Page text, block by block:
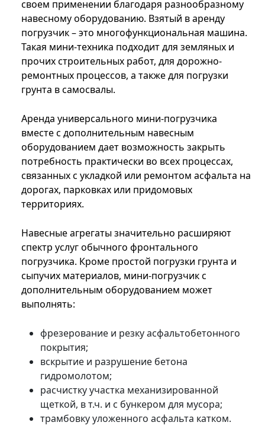
своем применении благодаря разнообразному
навесному оборудованию. Взятый в аренду
погрузчик – это многофункциональная машина.
Такая мини-техника подходит для земляных и
прочих строительных работ, для дорожно-
ремонтных процессов, а также для погрузки
грунта в самосвалы.
Аренда универсального мини-погрузчика
вместе с дополнительным навесным
оборудованием дает возможность закрыть
потребность практически во всех процессах,
связанных с укладкой или ремонтом асфальта на
дорогах, парковках или придомовых
территориях.
Навесные агрегаты значительно расширяют
спектр услуг обычного фронтального
погрузчика. Кроме простой погрузки грунта и
сыпучих материалов, мини-погрузчик с
дополнительным оборудованием может
выполнять:
фрезерование и резку асфальтобетонного
покрытия;
вскрытие и разрушение бетона
гидромолотом;
расчистку участка механизированной
щеткой, в т.ч. и с бункером для мусора;
трамбовку уложенного асфальта катком.